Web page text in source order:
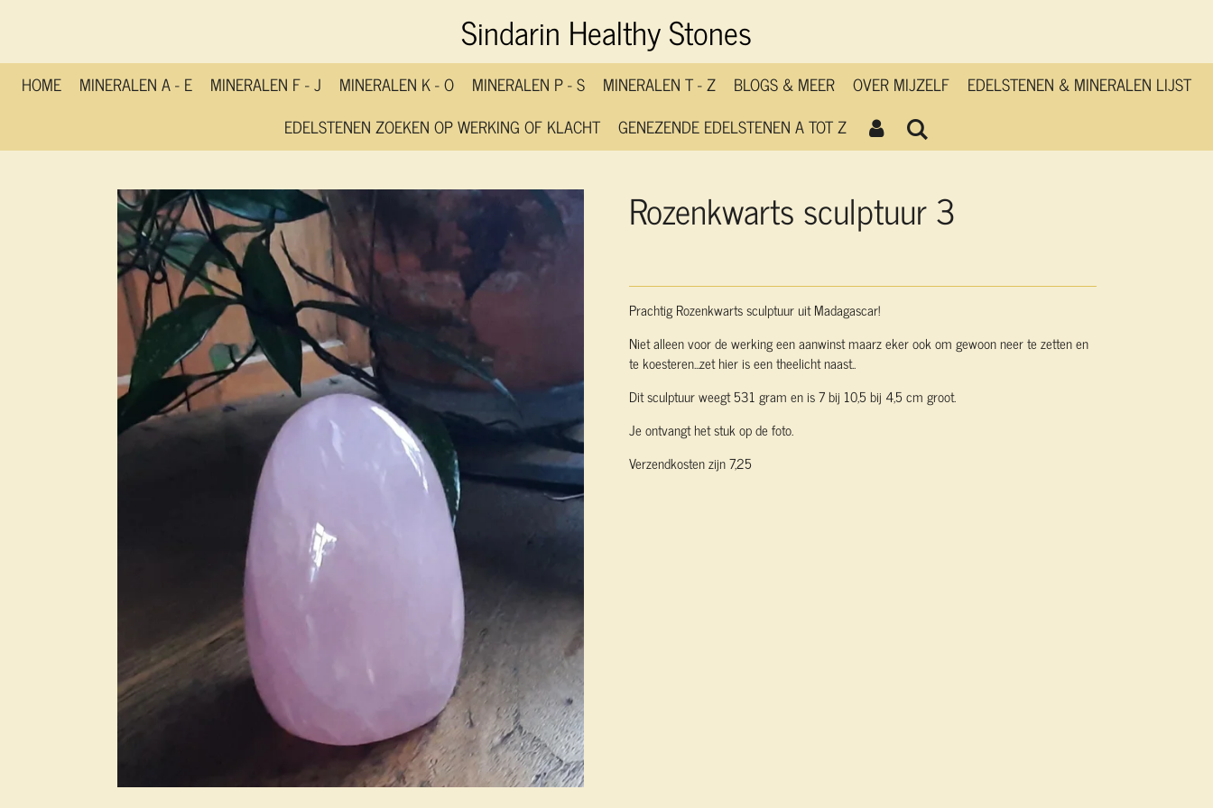
de
hoofdinhoud
Sindarin Healthy Stones
HOME MINERALEN A - E MINERALEN F - J MINERALEN K - O MINERALEN P - S MINERALEN T - Z BLOGS & MEER OVER MIJZELF
EDELSTENEN & MINERALEN LIJST
EDELSTENEN ZOEKEN OP WERKING OF KLACHT
GENEZENDE EDELSTENEN A TOT Z
Rozenkwarts sculptuur 3
Prachtig Rozenkwarts sculptuur uit Madagascar!
Niet alleen voor de werking een aanwinst maarz eker ook om gewoon neer te zetten en
te koesteren...zet hier is een theelicht naast..
Dit sculptuur weegt 531 gram en is 7 bij 10,5 bij 4,5 cm groot.
Je ontvangt het stuk op de foto.
Verzendkosten zijn 7,25